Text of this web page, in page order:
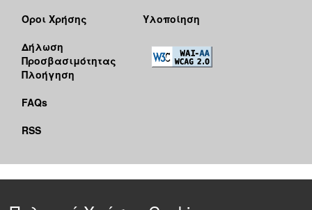
Όροι Χρήσης
Δήλωση
Προσβασιμότητας
Πλοήγηση
FAQs
RSS
Υλοποίηση